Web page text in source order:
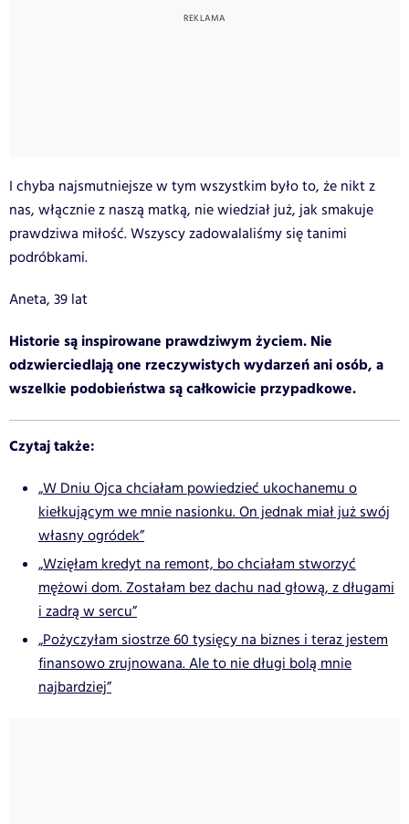
I chyba najsmutniejsze w tym wszystkim było to, że nikt z
nas, włącznie z naszą matką, nie wiedział już, jak smakuje
prawdziwa miłość. Wszyscy zadowalaliśmy się tanimi
podróbkami.
Aneta, 39 lat
Historie są inspirowane prawdziwym życiem. Nie
odzwierciedlają one rzeczywistych wydarzeń ani osób, a
wszelkie podobieństwa są całkowicie przypadkowe.
Czytaj także:
„W Dniu Ojca chciałam powiedzieć ukochanemu o
kiełkującym we mnie nasionku. On jednak miał już swój
własny ogródek”
„Wzięłam kredyt na remont, bo chciałam stworzyć
mężowi dom. Zostałam bez dachu nad głową, z długami
i zadrą w sercu”
„Pożyczyłam siostrze 60 tysięcy na biznes i teraz jestem
finansowo zrujnowana. Ale to nie długi bolą mnie
najbardziej”